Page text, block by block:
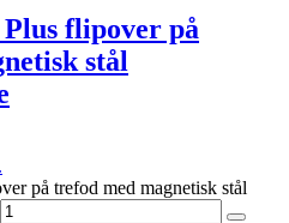
flipover på
stål
på trefod med magnetisk stål